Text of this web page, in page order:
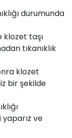
durumunda
klozet taşı
tıkanıklık
klozet
bir şekilde
ve